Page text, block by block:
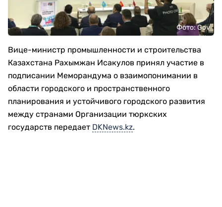
Фото: Gov
Вице-министр промышленности и строительства
Казахстана Рахымжан Исакулов принял участие в
подписании Меморандума о взаимопонимании в
области городского и пространственного
планирования и устойчивого городского развития
между странами Организации тюркских
государств передает DKNews.kz.